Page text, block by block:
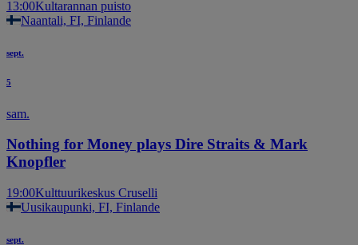
13:00Kultarannan puisto
Naantali, FI, Finlande
sept.
5
sam.
Nothing for Money plays Dire Straits & Mark
Knopfler
19:00Kulttuurikeskus Cruselli
Uusikaupunki, FI, Finlande
sept.